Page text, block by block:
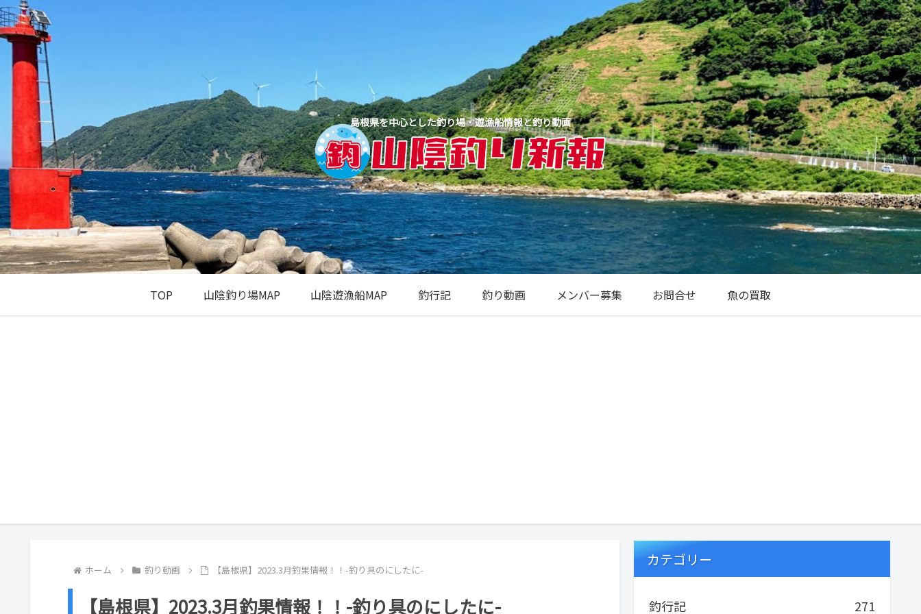
島根県を中心とした釣り場・遊漁船情報と釣り動画
TOP 山陰釣り場MAP 山陰遊漁船MAP 釣行記 釣り動画 メンバー募集 お問合せ 魚の買取
ホーム 釣り動画 【島根県】2023.3月釣果情報！！-釣り具のにしたに-
【島根県】2023.3月釣果情報！！-釣り具のにしたに-
カテゴリー
釣行記 271